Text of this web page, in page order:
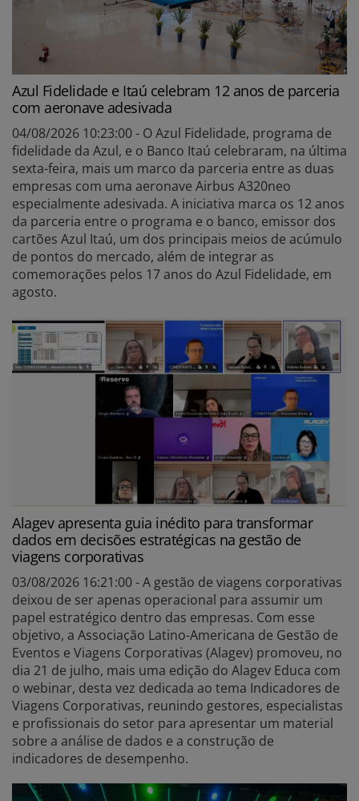
Azul Fidelidade e Itaú celebram 12 anos de parceria
com aeronave adesivada
04/08/2026 10:23:00 - O Azul Fidelidade, programa de
fidelidade da Azul, e o Banco Itaú celebraram, na última
sexta-feira, mais um marco da parceria entre as duas
empresas com uma aeronave Airbus A320neo
especialmente adesivada. A iniciativa marca os 12 anos
da parceria entre o programa e o banco, emissor dos
cartões Azul Itaú, um dos principais meios de acúmulo
de pontos do mercado, além de integrar as
comemorações pelos 17 anos do Azul Fidelidade, em
agosto.
Alagev apresenta guia inédito para transformar
dados em decisões estratégicas na gestão de
viagens corporativas
03/08/2026 16:21:00 - A gestão de viagens corporativas
deixou de ser apenas operacional para assumir um
papel estratégico dentro das empresas. Com esse
objetivo, a Associação Latino-Americana de Gestão de
Eventos e Viagens Corporativas (Alagev) promoveu, no
dia 21 de julho, mais uma edição do Alagev Educa com
o webinar, desta vez dedicada ao tema Indicadores de
Viagens Corporativas, reunindo gestores, especialistas
e profissionais do setor para apresentar um material
sobre a análise de dados e a construção de
indicadores de desempenho.